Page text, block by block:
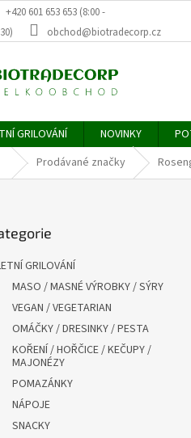
+420 601 653 653 (8:00 -
obchod@biotradecorp.cz
GRILOVÁNÍ NOVINKY
Domů Prodávané značky
GRILOVÁNÍ
MASO / MASNÉ VÝROBKY / SÝRY
VEGAN / VEGETARIAN
OMÁČKY / DRESINKY / PESTA
KOŘENÍ / HOŘČICE / KEČUPY /
MAJONÉZY
POMAZÁNKY
NÁPOJE
SNACKY